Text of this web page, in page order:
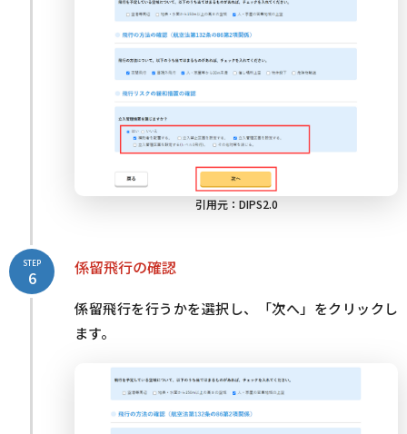
引用元： DIPS2.0
係留飛行の確認
係留飛行を行うかを選択し、「次へ」をクリックし
ます。
STEP
6